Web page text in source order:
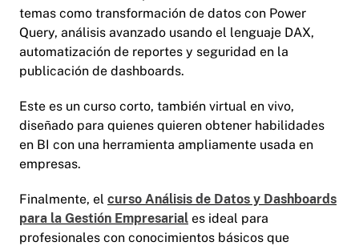
temas como transformación de datos con Power
Query, análisis avanzado usando el lenguaje DAX,
automatización de reportes y seguridad en la
publicación de dashboards.
Este es un curso corto, también virtual en vivo,
diseñado para quienes quieren obtener habilidades
en BI con una herramienta ampliamente usada en
empresas.
Finalmente, el curso Análisis de Datos y Dashboards
para la Gestión Empresarial es ideal para
profesionales con conocimientos básicos que